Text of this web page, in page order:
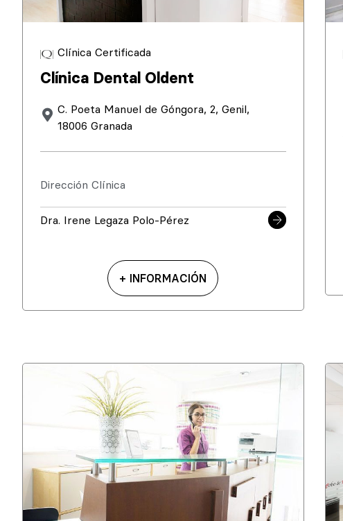
Clínica Certificada
Clínica Dental Oldent
C. Poeta Manuel de Góngora, 2, Genil,
18006 Granada
Dirección Clínica
Dra. Irene Legaza Polo-Pérez
+ INFORMACIÓN